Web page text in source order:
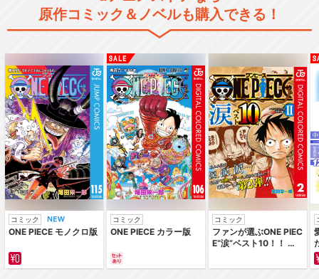
閉じる
原作コミック＆ノベルも購入できる！
コミック
ONE PIECE モノクロ版
コミック
ONE PIECE カラー版
コミック
ファンが選ぶONE PIEC
E“涙”ベスト10！！ ～
編～ カラー版